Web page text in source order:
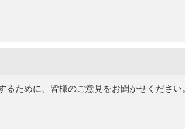
ために、皆様のご意見をお聞かせください